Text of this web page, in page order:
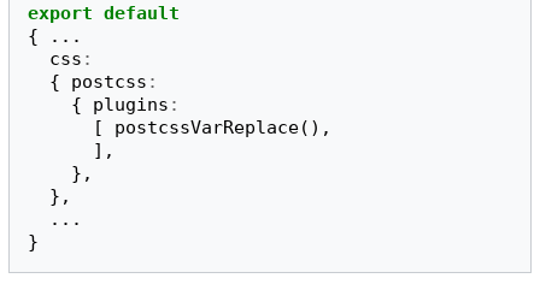
export default
{
...
css :
{
postcss :
{
plugins :
[
postcssVarReplace(),
],
},
},
...
}